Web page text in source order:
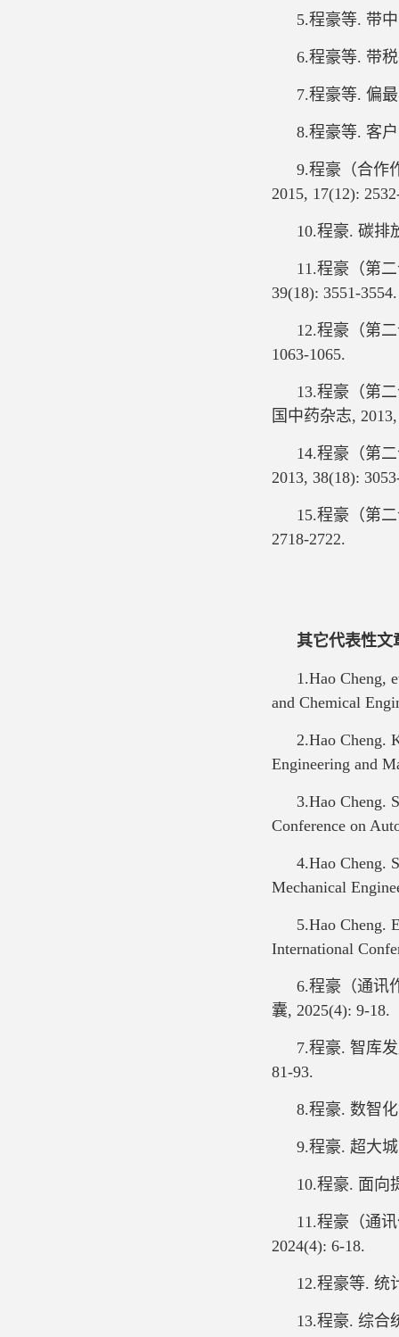
5.程豪等. 带
6.程豪等. 带
7.程豪等. 偏
8.程豪等. 客
9.程豪（合作
2015, 17(12):
10.程豪. 碳排
11.程豪（第
39(18): 3551-3554.
12.程豪（第
1063-1065.
13.程豪（第
国中药杂志,
14.程豪（第
2013, 38(18):
15.程豪（第
2718-2722.
其它代表性文
1.Hao Cheng,
and Chemical
2.Hao Cheng.
Engineering and
3.Hao Cheng.
Conference on
4.Hao Cheng.
Mechanical
5.Hao Cheng.
International
6.程豪（通讯
囊, 2025(4): 9-18.
7.程豪. 智库
81-93.
8.程豪. 数智
9.程豪. 超大
10.程豪. 面向
11.程豪（通
2024(4): 6-18.
12.程豪等. 统
13.程豪. 综合